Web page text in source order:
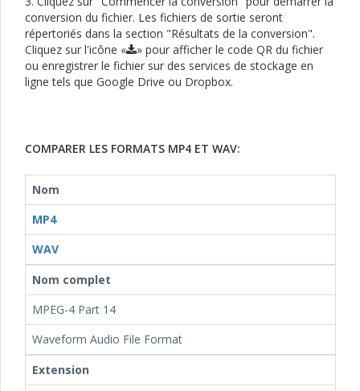
conversion du fichier. Les fichiers de sortie seront
répertoriés dans la section "Résultats de la conversion".
Cliquez sur l'icône «
» pour afficher le code QR du fichier
ou enregistrer le fichier sur des services de stockage en
ligne tels que Google Drive ou Dropbox.
COMPARER LES FORMATS MP4 ET WAV:
Nom
MP4
WAV
Nom complet
MPEG-4 Part 14
Waveform Audio File Format
Extension